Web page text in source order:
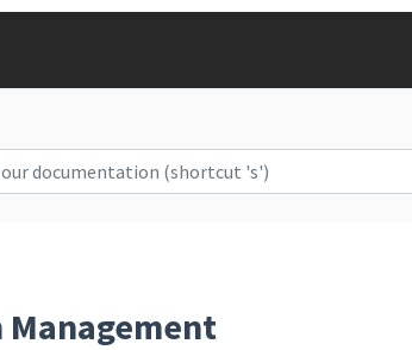
Management